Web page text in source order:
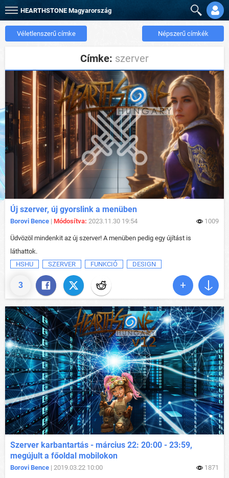
HEARTHSTONE Magyarország
Véletlenszerű címke Népszerű címkék
Címke: szerver
3
Új szerver, új gyorslink a menüben
Borovi Bence | Módosítva: 2023.11.30 19:54 1009
Üdvözöl mindenkit az új szerver! A menüben pedig egy újítást is
láthattok.
HSHU
SZERVER FUNKCIÓ DESIGN
Szerver karbantartás - március 22: 20:00 - 23:59,
megújult a főoldal mobilokon
Borovi Bence | 2019.03.22 10:00 1871